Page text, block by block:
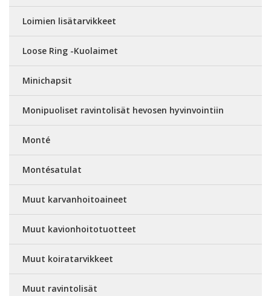
Loimien lisätarvikkeet
Loose Ring -Kuolaimet
Minichapsit
Monipuoliset ravintolisät hevosen hyvinvointiin
Monté
Montésatulat
Muut karvanhoitoaineet
Muut kavionhoitotuotteet
Muut koiratarvikkeet
Muut ravintolisät